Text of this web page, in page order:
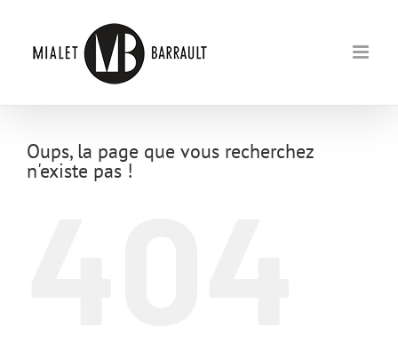
Oups, la page que vous recherchez
n'existe pas !